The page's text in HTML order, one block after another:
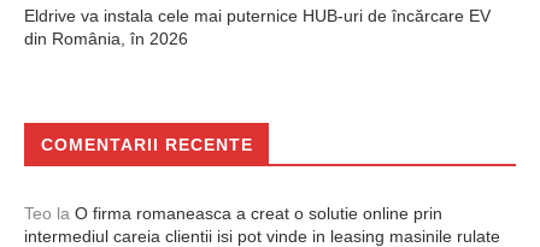
Eldrive va instala cele mai puternice HUB-uri de încărcare EV
din România, în 2026
COMENTARII RECENTE
Teo la O firma romaneasca a creat o solutie online prin
intermediul careia clientii isi pot vinde in leasing masinile rulate